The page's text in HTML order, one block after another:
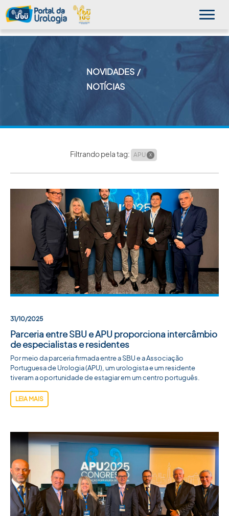
SBU NO CONSULTÓRIO
EDUCAÇÃO CONTINUADA
ACADEMIA SBU
CONTATO
NOVIDADES
NOTÍCIAS
Filtrando pela tag: APU X
31/10/2025
Parceria entre SBU e APU proporciona intercâmbio
de especialistas e residentes
Por meio da parceria firmada entre a SBU e a Associação
Portuguesa de Urologia (APU), um urologista e um residente
tiveram a oportunidade de estagiar em um centro português.
LEIA MAIS